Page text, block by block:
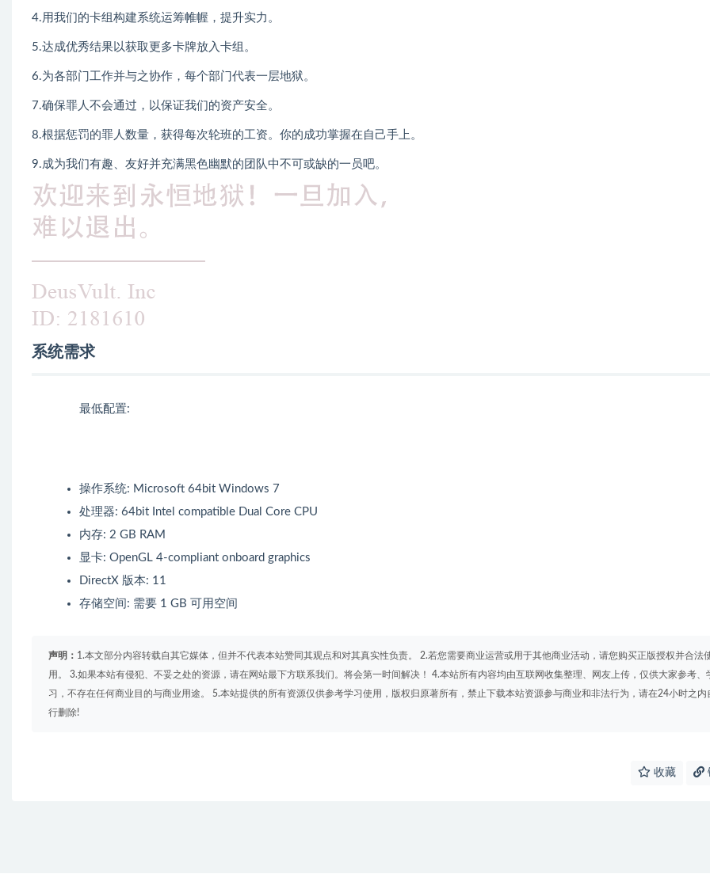
4.用我们的卡组构建系统运筹帷幄，提升实力。
5.达成优秀结果以获取更多卡牌放入卡组。
6.为各部门工作并与之协作，每个部门代表一层地狱。
7.确保罪人不会通过，以保证我们的资产安全。
8.根据惩罚的罪人数量，获得每次轮班的工资。你的成功掌握在自己手上。
9.成为我们有趣、友好并充满黑色幽默的团队中不可或缺的一员吧。
系统需求
最低配置:
操作系统: Microsoft 64bit Windows 7
处理器: 64bit Intel compatible Dual Core CPU
内存: 2 GB RAM
显卡: OpenGL 4-compliant onboard graphics
DirectX 版本: 11
存储空间: 需要 1 GB 可用空间
声明： 1.本文部分内容转载自其它媒体，但并不代表本站赞同其观点和对其真实性负责。 2.若您需要商业运营或用于其他商业活动，请您购买正版授权并合法
用。 3.如果本站有侵犯、不妥之处的资源，请在网站最下方联系我们。将会第一时间解决！ 4.本站所有内容均由互联网收集整理、网友上传，仅供大家参考、
习，不存在任何商业目的与商业用途。 5.本站提供的所有资源仅供参考学习使用，版权归原著所有，禁止下载本站资源参与商业和非法行为，请在24小时之内
行删除!
收藏